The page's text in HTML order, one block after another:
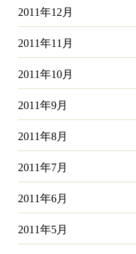
2011年12月
2011年11月
2011年10月
2011年9月
2011年8月
2011年7月
2011年6月
2011年5月